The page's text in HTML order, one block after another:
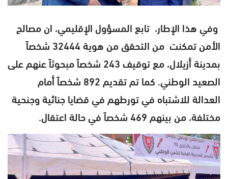
وفي هذا الإطار، تابع المسؤول الإقليمي، ان مصالح
الأمن تمكنت من التحقق من هوية 32444 شخصاً
بمدينة أزيلال، مع توقيف 243 شخصاً مبحوثاً عنهم على
الصعيد الوطني. كما تم تقديم 892 شخصاً أمام
العدالة للاشتباه في تورطهم في قضايا جنائية وجنحية
مختلفة، من بينهم 469 شخصاً في حالة اعتقال.